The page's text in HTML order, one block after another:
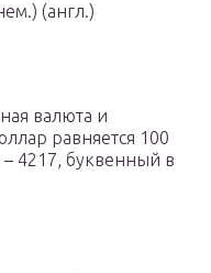
(англ.)
валюта и
равняется 100
4217, буквенный в